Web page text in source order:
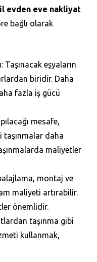
evden eve nakliyat
bağlı olarak
: Taşınacak eşyaların
biridir. Daha
fazla iş gücü
mesafe,
taşınmalar daha
maliyetler
montaj ve
maliyeti artırabilir.
önemlidir.
taşınma gibi
kullanmak,